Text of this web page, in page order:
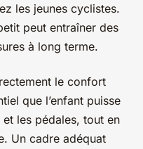
les jeunes cyclistes.
peut entraîner des
à long terme.
le confort
que l’enfant puisse
les pédales, tout en
Un cadre adéquat